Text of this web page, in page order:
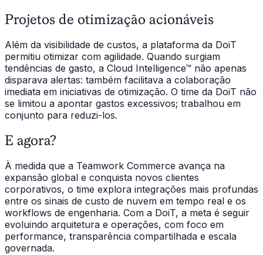
Projetos de otimização acionáveis
Além da visibilidade de custos, a plataforma da DoiT
permitiu otimizar com agilidade. Quando surgiam
tendências de gasto, a Cloud Intelligence™ não apenas
disparava alertas: também facilitava a colaboração
imediata em iniciativas de otimização. O time da DoiT não
se limitou a apontar gastos excessivos; trabalhou em
conjunto para reduzi-los.
E agora?
À medida que a Teamwork Commerce avança na
expansão global e conquista novos clientes
corporativos, o time explora integrações mais profundas
entre os sinais de custo de nuvem em tempo real e os
workflows de engenharia. Com a DoiT, a meta é seguir
evoluindo arquitetura e operações, com foco em
performance, transparência compartilhada e escala
governada.